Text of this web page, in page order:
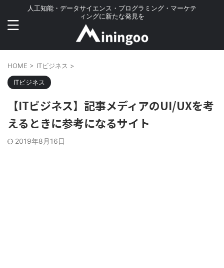
人工知能・データサイエンス・プログラミング・マーケテ
ィングに新たな発見を
HOME > ITビジネス >
ITビジネス
【ITビジネス】記事メディアのUI/UXを考
えるときに参考になるサイト
2019年8月16日